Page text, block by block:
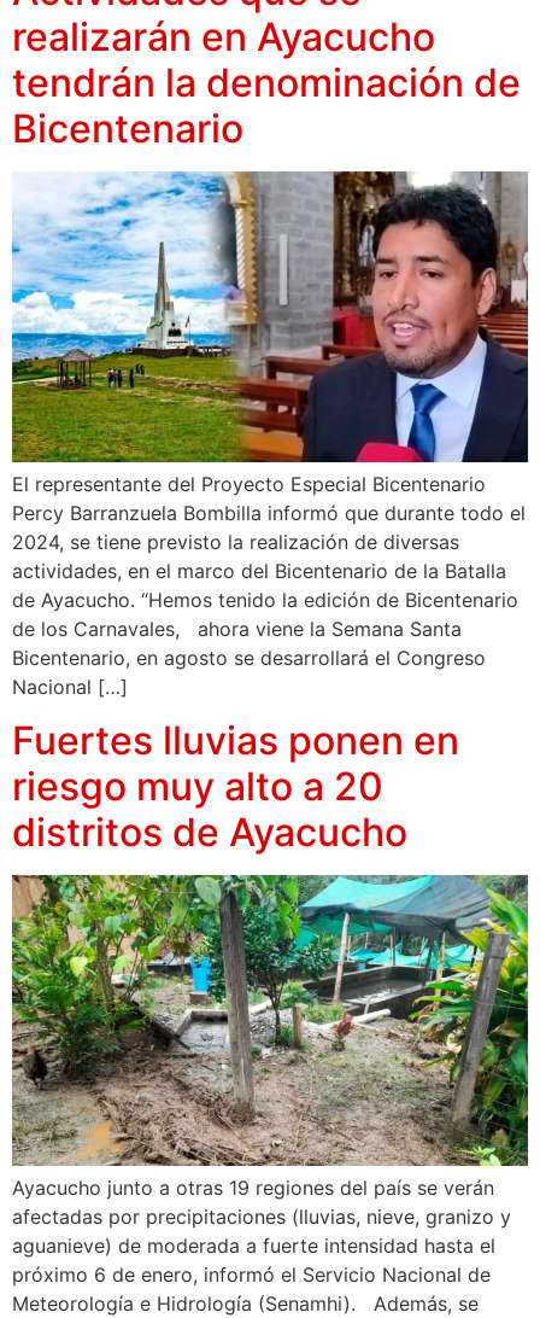
realizarán en Ayacucho
tendrán la denominación de
Bicentenario
El representante del Proyecto Especial Bicentenario
Percy Barranzuela Bombilla informó que durante todo el
2024, se tiene previsto la realización de diversas
actividades, en el marco del Bicentenario de la Batalla
de Ayacucho. “Hemos tenido la edición de Bicentenario
de los Carnavales, ahora viene la Semana Santa
Bicentenario, en agosto se desarrollará el Congreso
Nacional […]
Fuertes lluvias ponen en
riesgo muy alto a 20
distritos de Ayacucho
Ayacucho junto a otras 19 regiones del país se verán
afectadas por precipitaciones (lluvias, nieve, granizo y
aguanieve) de moderada a fuerte intensidad hasta el
próximo 6 de enero, informó el Servicio Nacional de
Meteorología e Hidrología (Senamhi). Además, se